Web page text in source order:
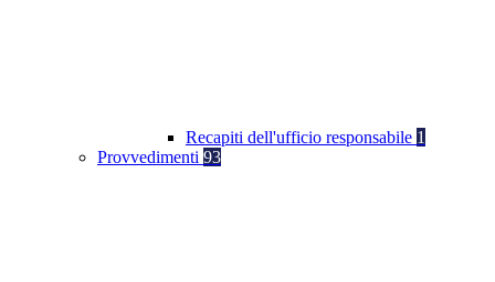
Recapiti dell'ufficio responsabile 1
Provvedimenti 93